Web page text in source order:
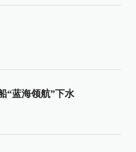
“蓝海领航”下水